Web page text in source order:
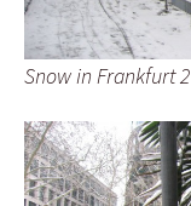
Snow in Frankfurt 2